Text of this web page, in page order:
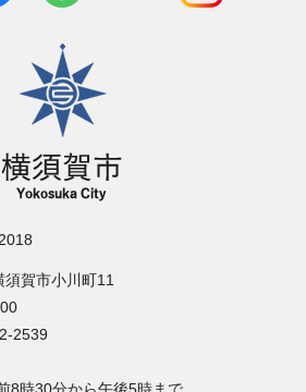
横須賀市
賀市小川町11
2539